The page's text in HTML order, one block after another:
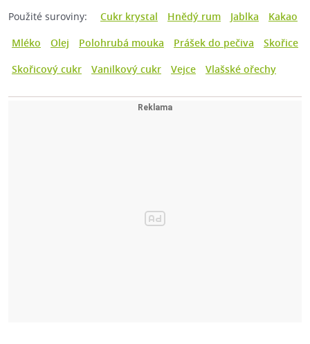
Použité suroviny: Cukr krystal Hnědý rum Jablka
Kakao
Mléko
Olej Polohrubá mouka Prášek do pečiva
Skořice
Skořicový cukr
Vanilkový cukr Vejce Vlašské ořechy